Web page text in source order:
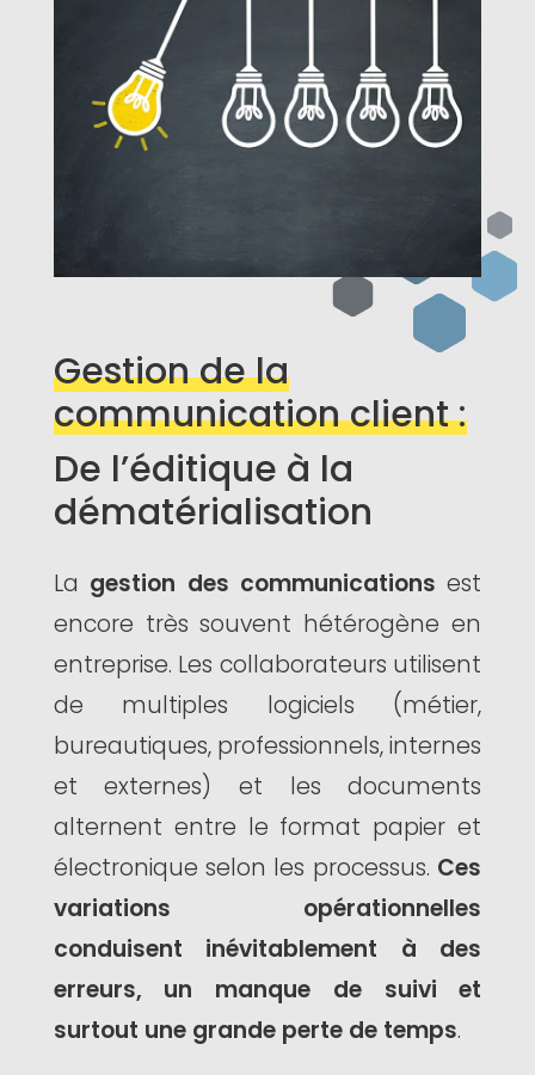
Gestion de la
communication client :
De l’éditique à la
dématérialisation
La gestion des communications est
encore très souvent hétérogène en
entreprise. Les collaborateurs utilisent
de multiples logiciels (métier,
bureautiques, professionnels, internes
et externes) et les documents
alternent entre le format papier et
électronique selon les processus. Ces
variations opérationnelles
conduisent inévitablement à des
erreurs, un manque de suivi et
surtout une grande perte de temps.